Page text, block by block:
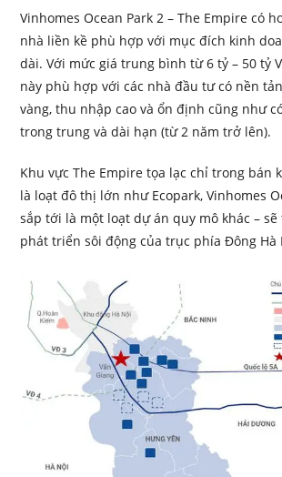
Vinhomes Ocean Park 2 – The Empire có
nhà liền kề phù hợp với mục đích kinh
dài. Với mức giá trung bình từ 6 tỷ – 50 tỷ
này phù hợp với các nhà đầu tư có nền
vàng, thu nhập cao và ổn định cũng như
trong trung và dài hạn (từ 2 năm trở lên).
Khu vực The Empire tọa lạc chỉ trong bán
là loạt đô thị lớn như Ecopark, Vinhomes
sắp tới là một loạt dự án quy mô khác –
phát triển sôi động của trục phía Đông Hà